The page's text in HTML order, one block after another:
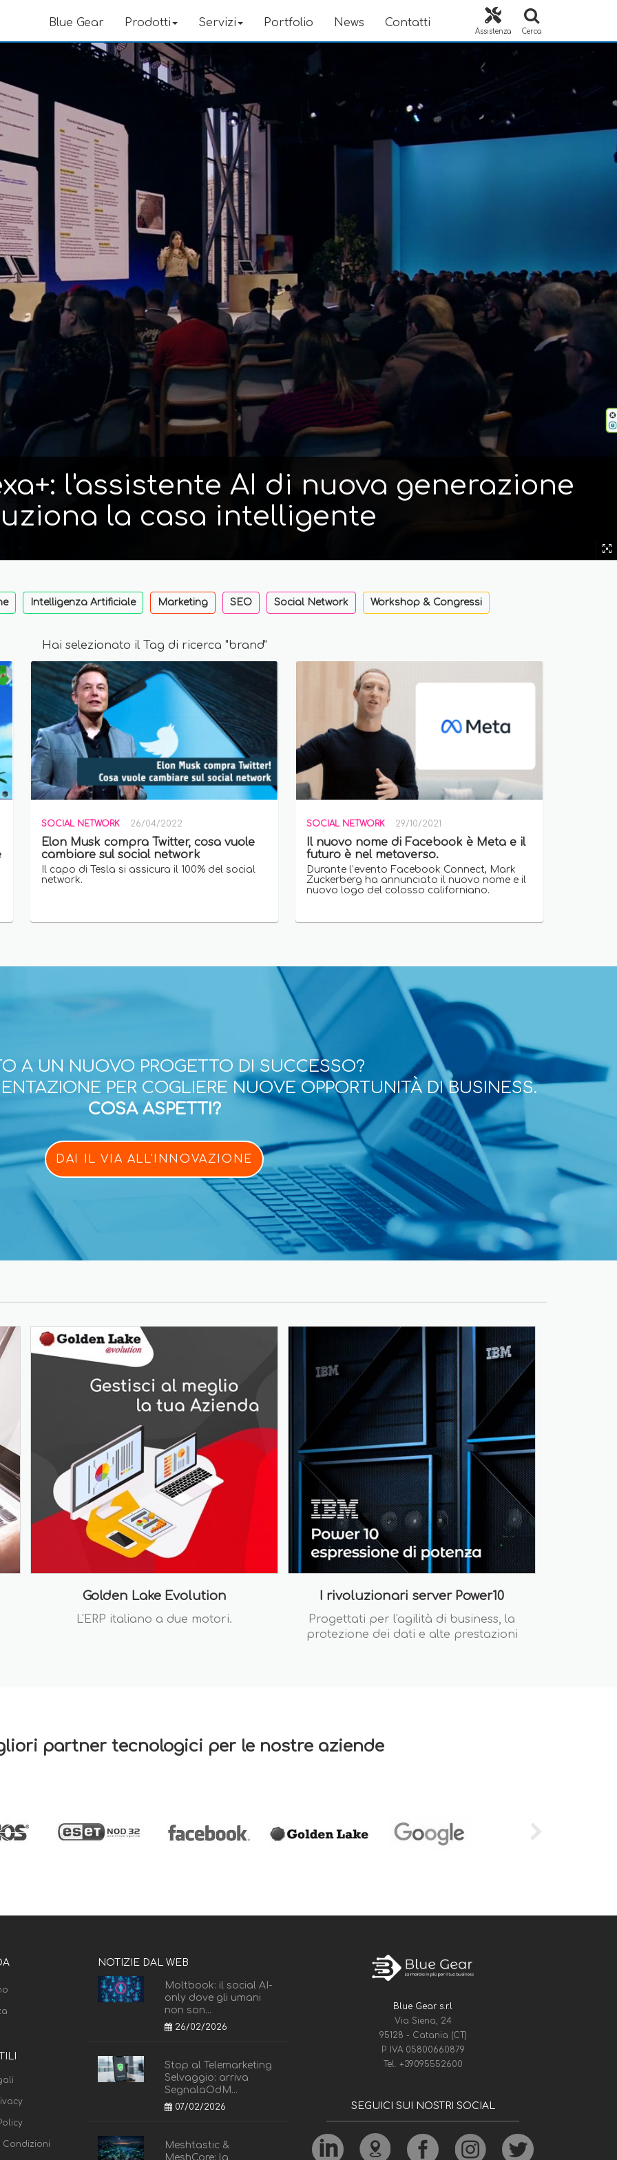
Blue Gear Prodotti Servizi Portfolio News Contatti
Assistenza Cerca
l'assistente AI di nuova generazione
la casa intelligente
Intelligenza Artificiale Marketing SEO Social Network Workshop & Congressi
Hai selezionato il Tag di ricerca "brand"
SOCIAL NETWORK 26/04/2022
Elon Musk compra Twitter, cosa vuole
cambiare sul social network
Il capo di Tesla si assicura il 100% del social
network.
SOCIAL NETWORK 29/10/2021
Il nuovo nome di Facebook è Meta e il
futuro è nel metaverso.
Durante l’evento Facebook Connect, Mark
Zuckerberg ha annunciato il nuovo nome e il
nuovo logo del colosso californiano.
A UN NUOVO PROGETTO DI SUCCESSO?
PER COGLIERE NUOVE OPPORTUNITÀ DI BUSINESS.
COSA ASPETTI?
DAI IL VIA ALL'INNOVAZIONE
Golden Lake Evolution
L'ERP italiano a due motori.
I rivoluzionari server Power10
Progettati per l'agilità di business, la
protezione dei dati e alte prestazioni
partner tecnologici per le nostre aziende
Condizioni
NOTIZIE DAL WEB
Moltbook: il social AI-
only dove gli umani
non son...
26/02/2026
Stop al Telemarketing
Selvaggio: arriva
SegnalaOdM...
07/02/2026
Meshtastic &
MeshCore: la
Blue Gear s.r.l
Via Siena, 24
95128 - Catania (CT)
P. IVA 05800660879
Tel. +39095552600
SEGUICI SUI NOSTRI SOCIAL